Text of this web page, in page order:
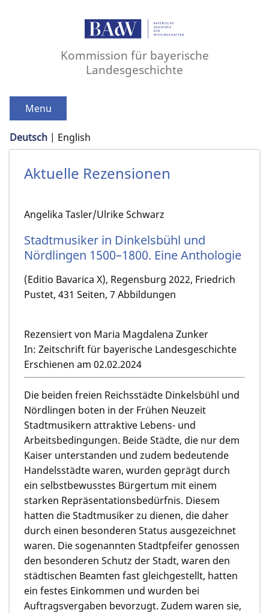
Kommission für bayerische
Landesgeschichte
Menu
Deutsch English
Aktuelle Rezensionen
Angelika Tasler/Ulrike Schwarz
Stadtmusiker in Dinkelsbühl und
Nördlingen 1500–1800. Eine Anthologie
(Editio Bavarica X), Regensburg 2022, Friedrich
Pustet, 431 Seiten, 7 Abbildungen
Rezensiert von Maria Magdalena Zunker
In: Zeitschrift für bayerische Landesgeschichte
Erschienen am 02.02.2024
Die beiden freien Reichsstädte Dinkelsbühl und
Nördlingen boten in der Frühen Neuzeit
Stadtmusikern attraktive Lebens- und
Arbeitsbedingungen. Beide Städte, die nur dem
Kaiser unterstanden und zudem bedeutende
Handelsstädte waren, wurden geprägt durch
ein selbstbewusstes Bürgertum mit einem
starken Repräsentationsbedürfnis. Diesem
hatten die Stadtmusiker zu dienen, die daher
durch einen besonderen Status ausgezeichnet
waren. Die sogenannten Stadtpfeifer genossen
den besonderen Schutz der Stadt, waren den
städtischen Beamten fast gleichgestellt, hatten
ein festes Einkommen und wurden bei
Auftragsvergaben bevorzugt. Zudem waren sie,